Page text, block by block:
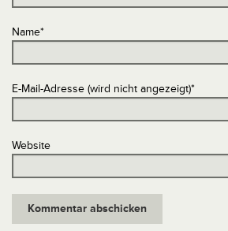
Name*
E-Mail-Adresse (wird nicht angezeigt)*
Website